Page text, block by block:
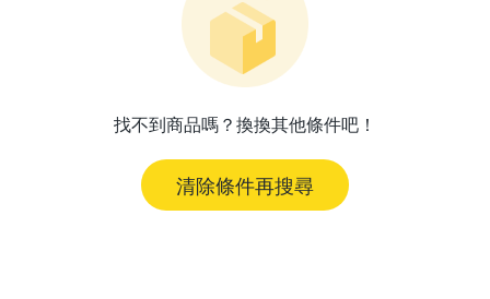
找不到商品嗎？換換其他條件吧！
清除條件再搜尋